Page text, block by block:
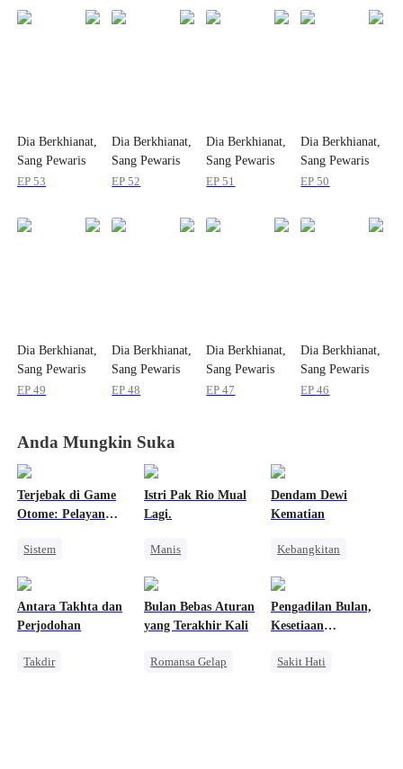
Dia Berkhianat,
Sang Pewaris
Kembali!
EP53
Dia Berkhianat,
Sang Pewaris
Kembali!
EP52
Dia Berkhianat,
Sang Pewaris
Kembali!
EP51
Dia Berkhianat,
Sang Pewaris
Kembali!
EP50
Dia Berkhianat,
Sang Pewaris
Kembali!
EP49
Dia Berkhianat,
Sang Pewaris
Kembali!
EP48
Dia Berkhianat,
Sang Pewaris
Kembali!
EP47
Dia Berkhianat,
Sang Pewaris
Kembali!
EP46
Anda Mungkin Suka
Terjebak di Game
Otome: Pelayan
Kabur
Sistem
Istri Pak Rio Mual
Lagi.
Manis
Cinta Setelah Menikah
Dendam Dewi
Kematian
Kebangkitan
Antara Takhta dan
Perjodohan
Takdir
Bulan Bebas Aturan
yang Terakhir Kali
Romansa Gelap
Pengadilan Bulan,
Kesetiaan
Sakit Hati